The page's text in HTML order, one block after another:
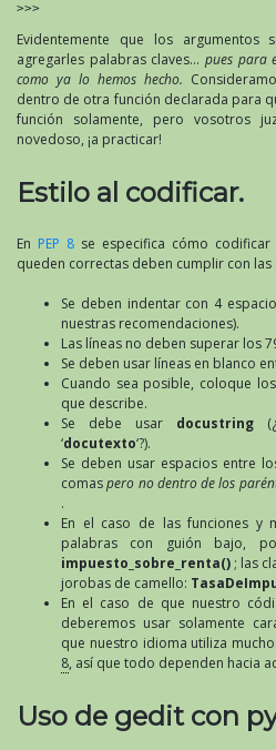
>>>
Evidentemente que los argumentos
agregarles palabras claves… pues para
como ya lo hemos hecho.
dentro de otra función declarada para
función solamente, pero vosotros
novedoso, ¡a practicar!
Estilo al codificar.
En PEP 8 se especifica cómo
queden correctas deben cumplir con las
Se deben indentar con 4
nuestras recomendaciones).
Las líneas no deben superar los
Se deben usar líneas en blanco
Cuando sea posible, coloque
que describe.
Se debe usar docustring
‘docutexto‘?).
Se deben usar espacios entre
comaspero no dentro de los
.
En el caso de las funciones y
palabras con guión bajo,
impuesto_sobre_renta() ; las
jorobas de camello:
En el caso de que nuestro
deberemos usar solamente
que nuestro idioma utiliza
8, así que todo dependen hacia
Uso de gedit con